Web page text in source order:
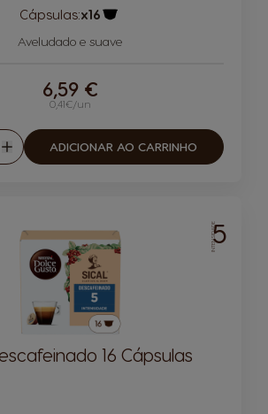
Cápsulas:x16
Aveludado e suave
0,41€/un
6,59 €
Aumentar
ADICIONAR AO CARRINHO
INTENSIDADE5
16 Cápsulas